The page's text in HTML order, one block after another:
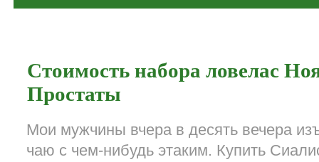
Стоимость набора ловелас
Простаты
Мои мужчины вчера в десять вечера
чаю с чем-нибудь этаким. Купить